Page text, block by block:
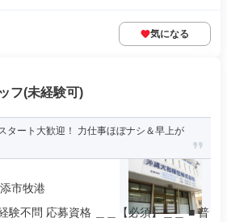
気になる
フ(未経験可)
タート大歓迎！ 力仕事ほぼナシ＆早上が
市牧港
験不問 応募資格 ＿＿【必須】＿＿ ■ 普